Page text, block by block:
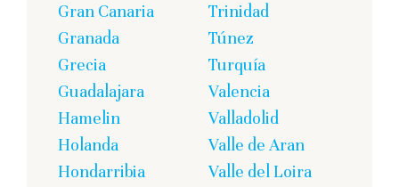
Gran Canaria
Granada
Grecia
Guadalajara
Hamelin
Holanda
Hondarribia
Trinidad
Túnez
Turquía
Valencia
Valladolid
Valle de Aran
Valle del Loira